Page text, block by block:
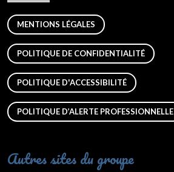
MENTIONS LÉGALES
POLITIQUE DE CONFIDENTIALITÉ
POLITIQUE D'ACCESSIBILITÉ
POLITIQUE D’ALERTE PROFESSIONNELLE
Autres sites du groupe